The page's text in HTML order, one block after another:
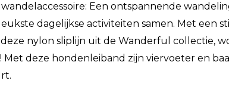
Een ontspannende
dagelijkse activiteiten samen. Met een
deze nylon sliplijn uit de Wanderful collectie,
deze hondenleiband zijn viervoeter en